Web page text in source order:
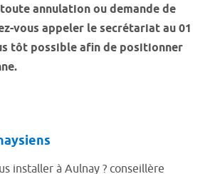
annulation ou demande de
vous appeler le secrétariat au 01
tôt possible afin de positionner
installer à Aulnay ? conseillère